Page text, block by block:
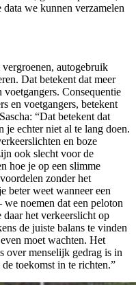
we kunnen verzamelen
autogebruik
Dat betekent dat meer
Consequentie
en voetgangers, betekent
“Dat betekent dat
je echter niet al te lang doen.
en boze
ook slecht voor de
hoe je op een slimme
zonder het
beter weet wanneer een
noemen dat een peloton
het verkeerslicht op
de juiste balans te vinden
moet wachten. Het
over menselijk gedrag is in
toekomst in te richten.”